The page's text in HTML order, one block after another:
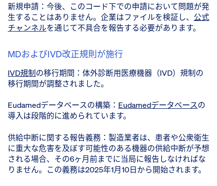
新規申請：今後、このコード下での申請において問題が発
生することはありません。企業はファイルを検証し、 公式
チャンネルを通じて不具合を報告する必要があります。
MDおよびIVD改正規則が施行
IVD規制の移行期間：体外診断用医療機器（IVD）規制の
移行期間が調整されました。
Eudamedデータベースの構築： Eudamedデータベースの
導入は段階的に進められています。
供給中断に関する報告義務：製造業者は、患者や公衆衛生
に重大な危害を及ぼす可能性のある機器の供給中断が予想
される場合、その6ヶ月前までに当局に報告しなければな
りません。この義務は2025年1月10日から開始されます。